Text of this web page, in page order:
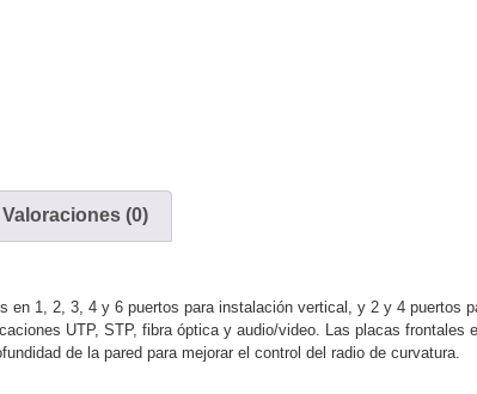
TurboHD de 8 Canales
/ Monitores
Directa Redes
/ SAN / eSATA Discos Duros Mecánicos (HDD)
Valoraciones (0)
en 1, 2, 3, 4 y 6 puertos para instalación vertical, y 2 y 4 puertos
UTP, STP, fibra óptica y audio/video. Las placas frontales
de la pared para mejorar el control del radio de curvatura.